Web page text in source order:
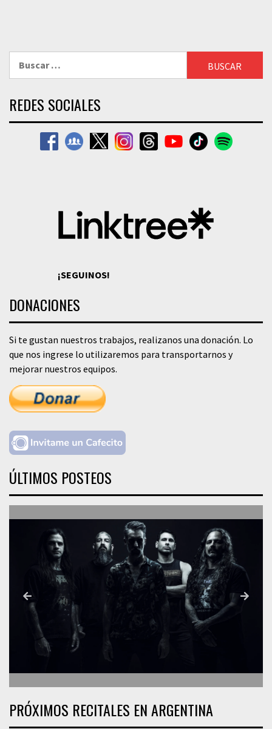
REDES SOCIALES
¡SEGUINOS!
DONACIONES
Si te gustan nuestros trabajos, realizanos una donación. Lo
que nos ingrese lo utilizaremos para transportarnos y
mejorar nuestros equipos.
ÚLTIMOS POSTEOS
PRÓXIMOS RECITALES EN ARGENTINA